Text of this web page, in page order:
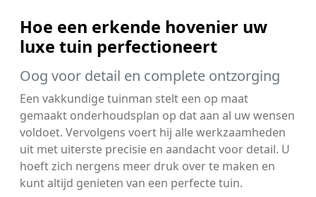
Hoe een erkende hovenier uw
luxe tuin perfectioneert
Oog voor detail en complete ontzorging
Een vakkundige tuinman stelt een op maat
gemaakt onderhoudsplan op dat aan al uw wensen
voldoet. Vervolgens voert hij alle werkzaamheden
uit met uiterste precisie en aandacht voor detail. U
hoeft zich nergens meer druk over te maken en
kunt altijd genieten van een perfecte tuin.